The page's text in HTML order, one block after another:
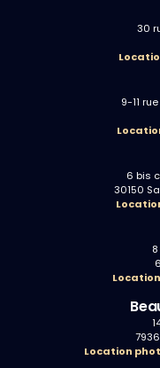
30
9-11
6 bis
30150
Location